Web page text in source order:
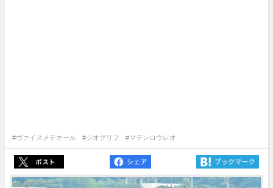
#ヴァイスメテオール #ジオグリフ #マテンロウレオ